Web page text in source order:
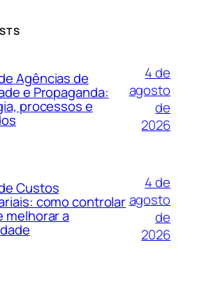
Agências de
e Propaganda:
processos e
4 de
agosto
de
2026
Custos
como controlar
melhorar a
4 de
agosto
de
2026